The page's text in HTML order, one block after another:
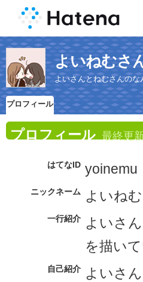
よいねむさ
よいさんとねむさんの
プロフィール
プロフィール 最終更
はてなID yoinemu
ニックネーム よいねむ
一行紹介
よいさ
を描い
自己紹介 よいさ